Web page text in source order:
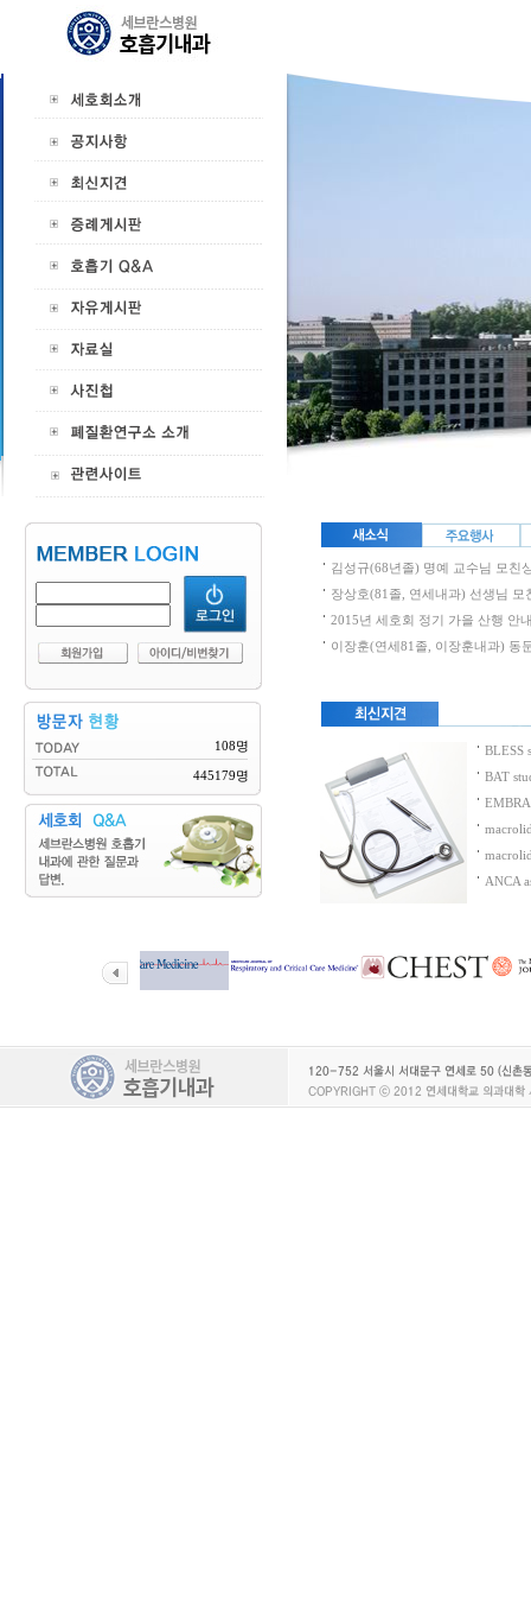
108명
445179명
김성규(68년졸) 명예 교수님 모친
장상호(81졸, 연세내과) 선생님 모
2015년 세호회 정기 가을 산행 안
이장훈(연세81졸, 이장훈내과) 동
BLESS
BAT
ANCA